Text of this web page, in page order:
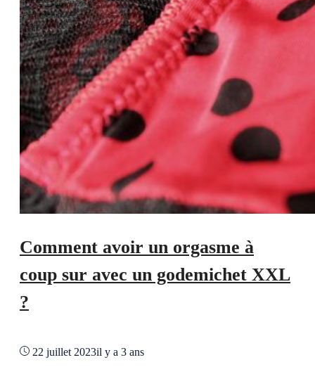
Comment avoir un orgasme à
coup sur avec un godemichet XXL
?
22 juillet 2023il y a 3 ans